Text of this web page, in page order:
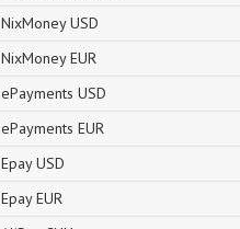
NixMoney USD
NixMoney EUR
ePayments USD
ePayments EUR
Epay USD
Epay EUR